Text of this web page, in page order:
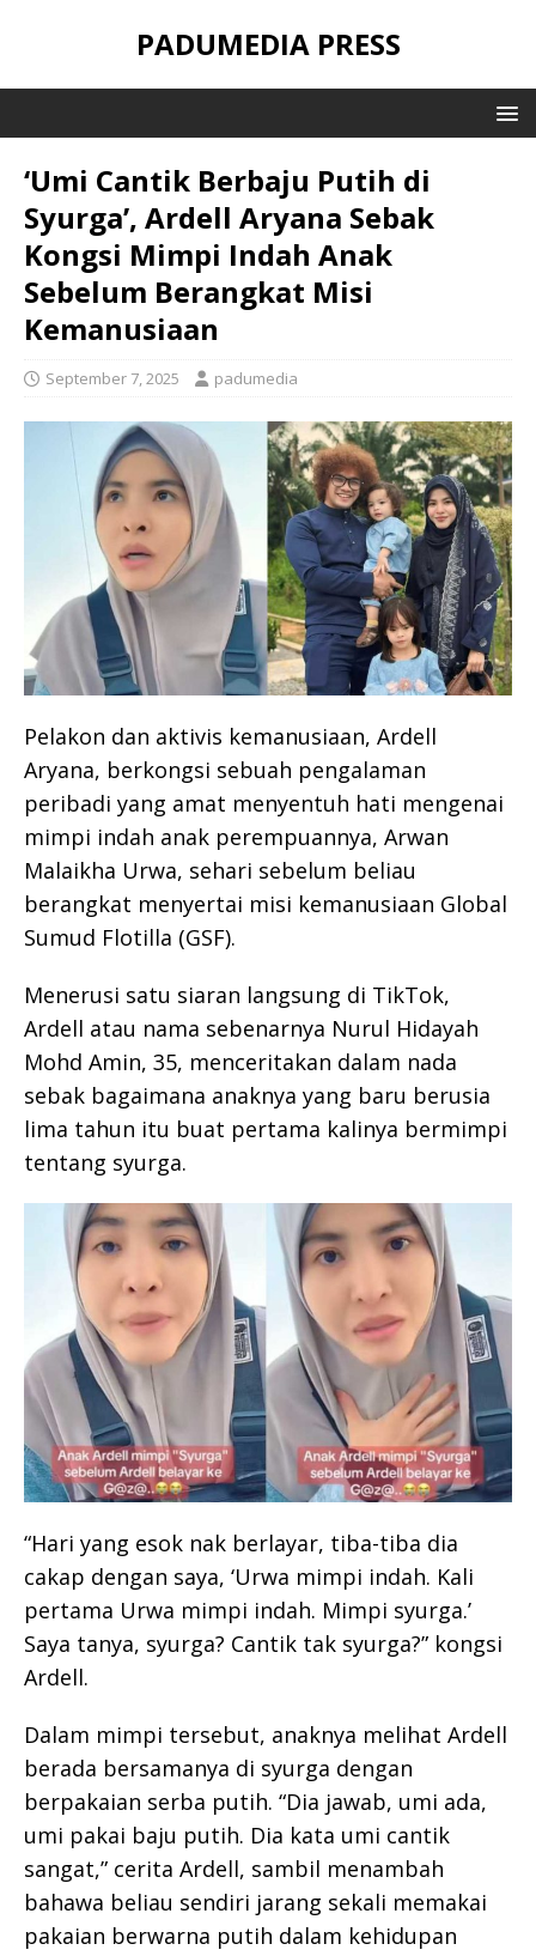
PADUMEDIA PRESS
‘Umi Cantik Berbaju Putih di
Syurga’, Ardell Aryana Sebak
Kongsi Mimpi Indah Anak
Sebelum Berangkat Misi
Kemanusiaan
September 7, 2025 padumedia
Pelakon dan aktivis kemanusiaan, Ardell
Aryana, berkongsi sebuah pengalaman
peribadi yang amat menyentuh hati mengenai
mimpi indah anak perempuannya, Arwan
Malaikha Urwa, sehari sebelum beliau
berangkat menyertai misi kemanusiaan Global
Sumud Flotilla (GSF).
Menerusi satu siaran langsung di TikTok,
Ardell atau nama sebenarnya Nurul Hidayah
Mohd Amin, 35, menceritakan dalam nada
sebak bagaimana anaknya yang baru berusia
lima tahun itu buat pertama kalinya bermimpi
tentang syurga.
“Hari yang esok nak berlayar, tiba-tiba dia
cakap dengan saya, ‘Urwa mimpi indah. Kali
pertama Urwa mimpi indah. Mimpi syurga.’
Saya tanya, syurga? Cantik tak syurga?” kongsi
Ardell.
Dalam mimpi tersebut, anaknya melihat Ardell
berada bersamanya di syurga dengan
berpakaian serba putih. “Dia jawab, umi ada,
umi pakai baju putih. Dia kata umi cantik
sangat,” cerita Ardell, sambil menambah
bahawa beliau sendiri jarang sekali memakai
pakaian berwarna putih dalam kehidupan